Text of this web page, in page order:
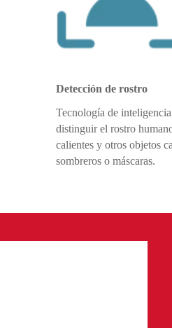
Detección de rostro
Tecnología de
distinguir el rostro
calientes y otros objetos
sombreros o máscaras.